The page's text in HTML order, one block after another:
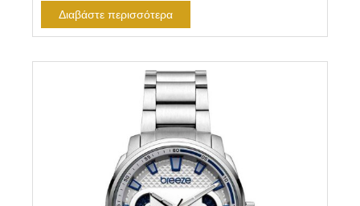
Διαβάστε περισσότερα